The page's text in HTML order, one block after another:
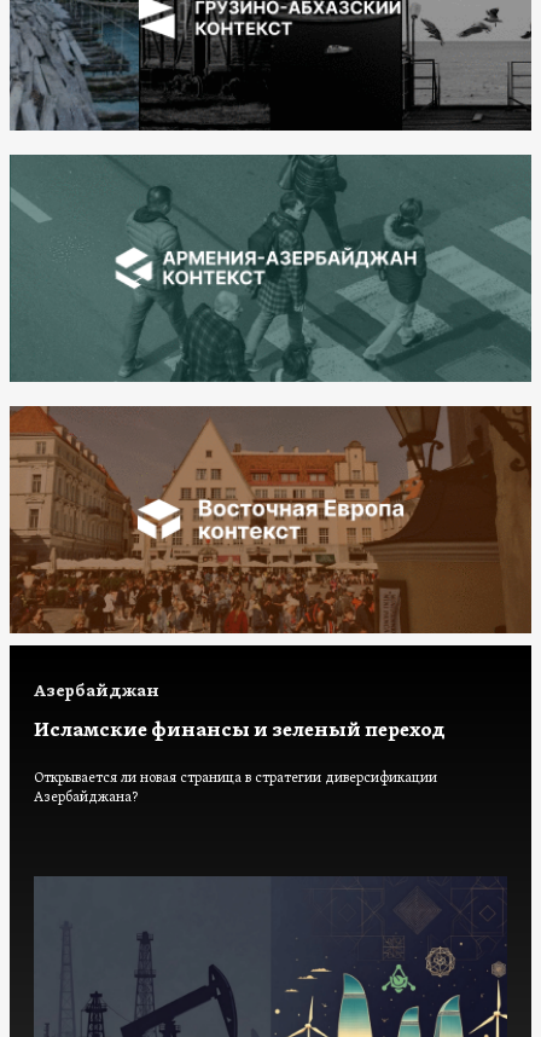
Азербайджан
Исламские финансы и зеленый переход
Открывается ли новая страница в стратегии диверсификации
Азербайджана?